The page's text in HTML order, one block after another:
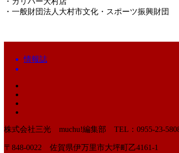
・一般財団法人大村市文化・スポーツ振興財団
情報誌
株式会社三光 muchu!編集部 TEL：0955-23-
〒848-0022 佐賀県伊万里市大坪町乙4161-1